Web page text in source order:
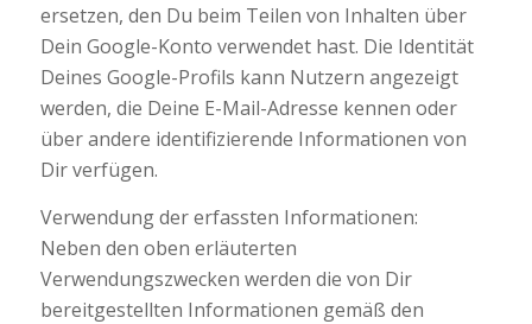
ersetzen, den Du beim Teilen von Inhalten über
Dein Google-Konto verwendet hast. Die Identität
Deines Google-Profils kann Nutzern angezeigt
werden, die Deine E-Mail-Adresse kennen oder
über andere identifizierende Informationen von
Dir verfügen.
Verwendung der erfassten Informationen:
Neben den oben erläuterten
Verwendungszwecken werden die von Dir
bereitgestellten Informationen gemäß den